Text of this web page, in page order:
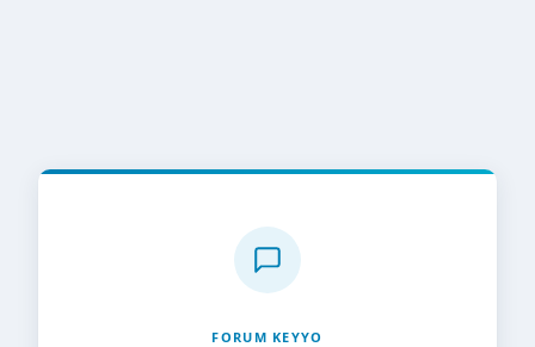
FORUM KEYYO